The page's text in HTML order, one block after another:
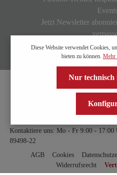
Jetzt Newsletter
Kontaktiere uns: Mo - Fr 9:00 - 17:00
89498-22
AGB
Cookies
Widerrufsrecht
Diese Website verwendet Cookies,
bieten zu können. Mehr
Nur technisch